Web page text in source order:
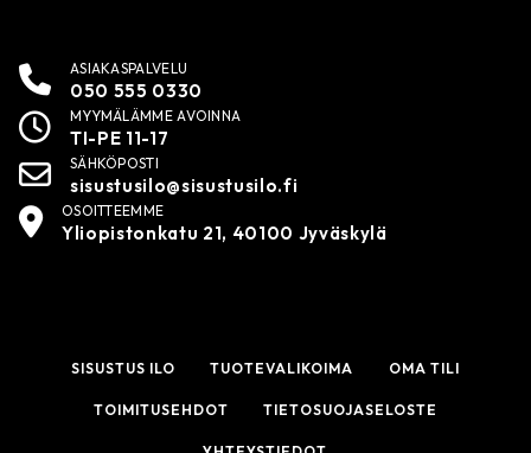
ASIAKASPALVELU
050 555 0330
MYYMÄLÄMME AVOINNA
TI-PE 11-17
SÄHKÖPOSTI
sisustusilo@sisustusilo.fi
OSOITTEEMME
Yliopistonkatu 21, 40100 Jyväskylä
SISUSTUS ILO TUOTEVALIKOIMA OMA TILI
TOIMITUSEHDOT TIETOSUOJASELOSTE